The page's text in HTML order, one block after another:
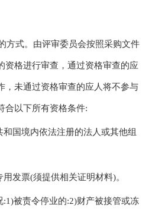
方式。由评审委员会按照采购文件
资格进行审查，通过资格审查的应
，未通过资格审查的应人将不参与
合以下所有资格条件:
国境内依法注册的法人或其他组
发票(须提供相关证明材料)。
被责令停业的:2)财产被接管或冻